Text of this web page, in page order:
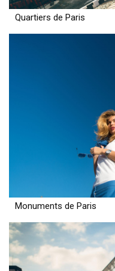
Quartiers de Paris
Monuments de Paris